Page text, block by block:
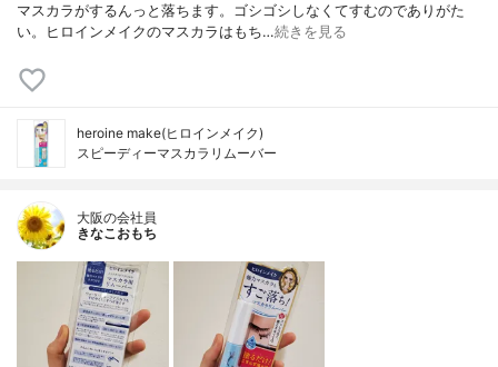
マスカラがするんっと落ちます。ゴシゴシしなくてすむのでありがた
い。ヒロインメイクのマスカラはもち…続きを見る
heroine make(ヒロインメイク)
スピーディーマスカラリムーバー
大阪の会社員
きなこおもち